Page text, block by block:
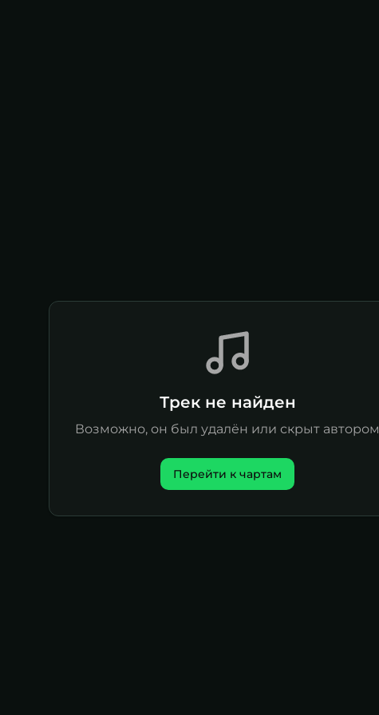
Трек не найден
Возможно, он был удалён или скрыт автором
Перейти к чартам